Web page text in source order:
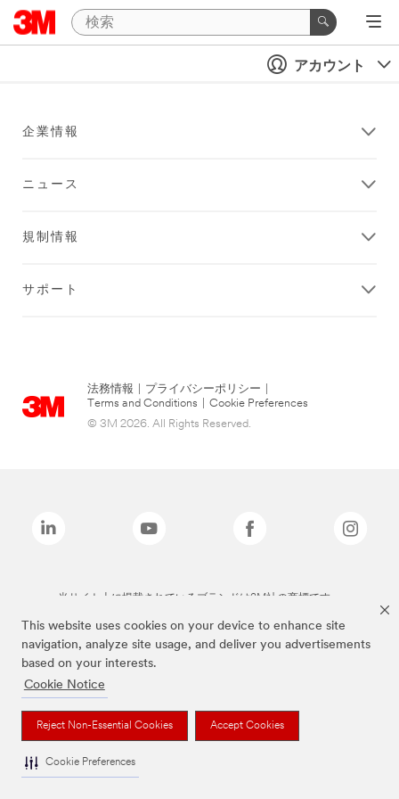
This website uses cookies on your device to enhance site
navigation, analyze site usage, and deliver you advertisements
based on your interests.
Cookie Notice
Reject Non-Essential Cookies Accept Cookies
Cookie Preferences
アカウント
企業情報
ニュース
規制情報
サポート
法務情報 プライバシーポリシー
Terms and Conditions
Cookie Preferences
© 3M 2026. All Rights Reserved.
当サイト上に掲載されているブランドは3M社の商標です。